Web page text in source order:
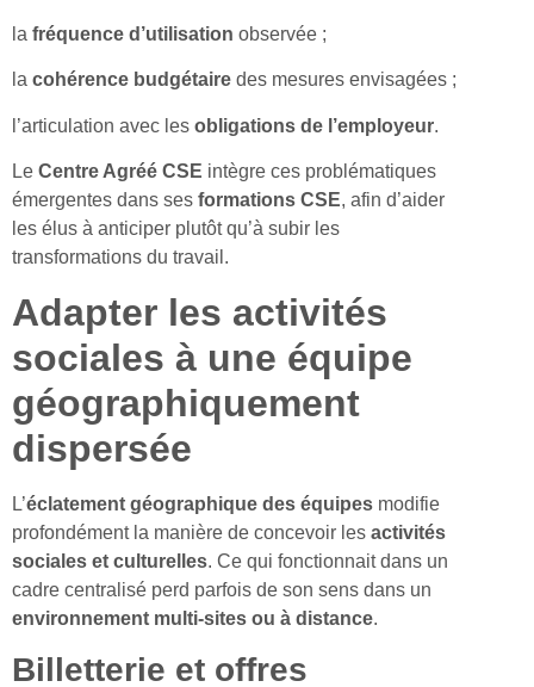
la fréquence d’utilisation observée ;
la cohérence budgétaire des mesures envisagées ;
l’articulation avec les obligations de l’employeur.
Le Centre Agréé CSE intègre ces problématiques
émergentes dans ses formations CSE, afin d’aider
les élus à anticiper plutôt qu’à subir les
transformations du travail.
Adapter les activités
sociales à une équipe
géographiquement
dispersée
L’éclatement géographique des équipes modifie
profondément la manière de concevoir les activités
sociales et culturelles. Ce qui fonctionnait dans un
cadre centralisé perd parfois de son sens dans un
environnement multi-sites ou à distance.
Billetterie et offres